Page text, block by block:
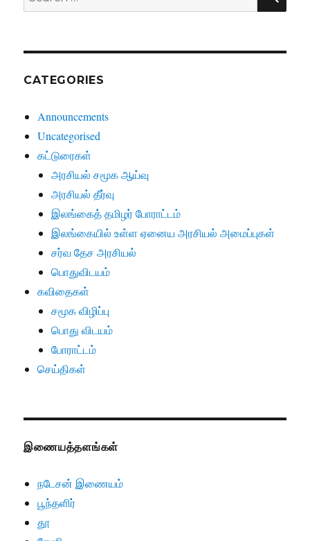
for:
CATEGORIES
Announcements
Uncategorised
கட்டுரைகள்
அரசியல் சமூக ஆய்வு
அரசியல் தீர்வு
இலங்கைத் தமிழர் போராட்டம்
இலங்கையில் உள்ள ஏனைய அரசியல் அமைப்புகள்
சர்வ தேச அரசியல்
பொதுவிடயம்
கவிதைகள்
சமூக விழிப்பு
பொது விடயம்
போராட்டம்
செய்திகள்
இணையத்தளங்கள்
நடேசன் இணையம்
பூந்தளிர்
தூ